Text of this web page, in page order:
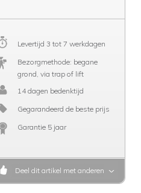
Levertijd 3 tot 7 werkdagen
Bezorgmethode: begane
grond, via trap of lift
14 dagen bedenktijd
Gegarandeerd de beste prijs
Garantie 5 jaar
Deel dit artikel met anderen